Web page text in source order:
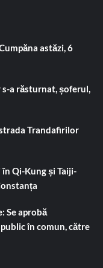
astăzi, 6
a răsturnat, șoferul,
Trandafirilor
Qi-Kung și Taiji-
Se aprobă
în comun, către